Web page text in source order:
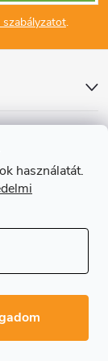
használatát.
.
Süti beállítások